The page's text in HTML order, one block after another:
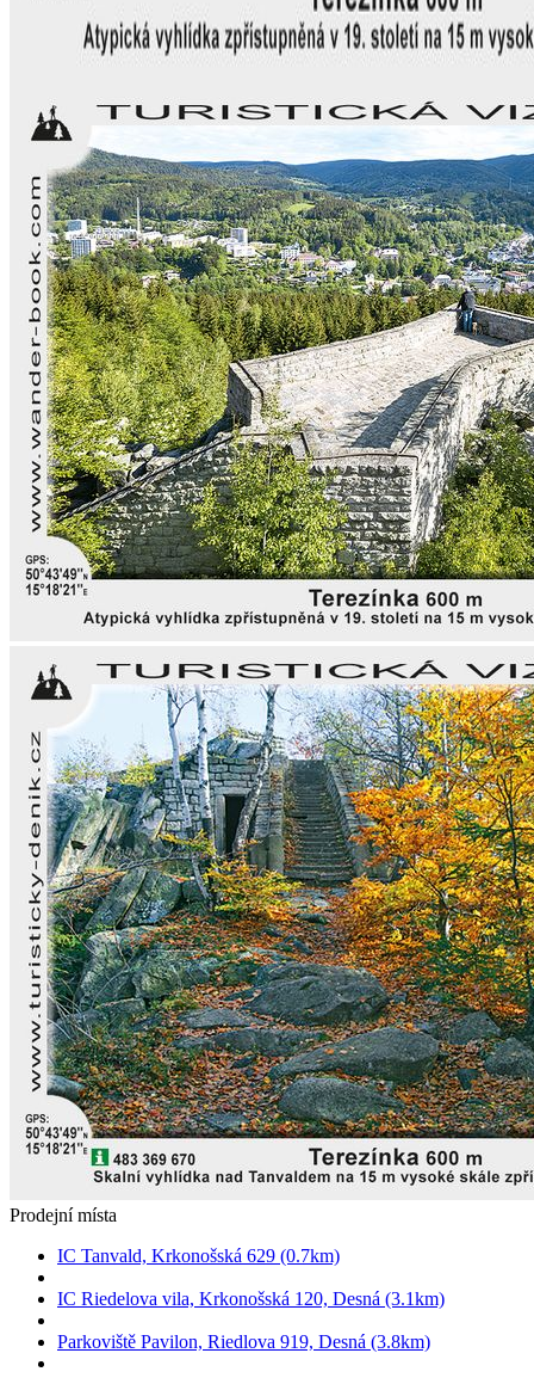
Prodejní místa
IC Tanvald, Krkonošská 629 (0.7km)
IC Riedelova vila, Krkonošská 120, Desná (3.1km)
Parkoviště Pavilon, Riedlova 919, Desná (3.8km)